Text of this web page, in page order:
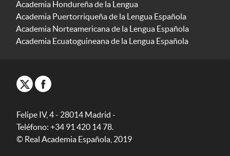
Academia Hondureña de la Lengua
Academia Puertorriqueña de la Lengua Española
Academia Norteamericana de la Lengua Española
Academia Ecuatoguineana de la Lengua Española
Felipe IV, 4 - 28014 Madrid -
Teléfono: +34 91 420 14 78.
© Real Academia Española, 2019